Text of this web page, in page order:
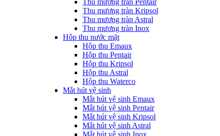
Thu mương tràn Pentair
Thu mương tràn Kripsol
Thu mương tràn Astral
Thu mương tràn Inox
Hôp thu nước mặt
Hộp thu Emaux
Hộp thu Pentair
Hộp thu Kripsol
Hộp thu Astral
Hộp thu Waterco
Mắt hút vệ sinh
Mắt hút vệ sinh Emaux
Mắt hút vệ sinh Pentair
Mắt hút vệ sinh Kripsol
Mắt hút vệ sinh Astral
Mắt hút vệ sinh Inox